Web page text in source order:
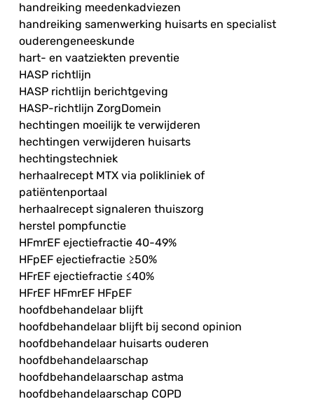
handreiking meedenkadviezen
handreiking samenwerking huisarts en specialist
ouderengeneeskunde
hart- en vaatziekten preventie
HASP richtlijn
HASP richtlijn berichtgeving
HASP-richtlijn ZorgDomein
hechtingen moeilijk te verwijderen
hechtingen verwijderen huisarts
hechtingstechniek
herhaalrecept MTX via polikliniek of
patiëntenportaal
herhaalrecept signaleren thuiszorg
herstel pompfunctie
HFmrEF ejectiefractie 40-49%
HFpEF ejectiefractie ≥50%
HFrEF ejectiefractie ≤40%
HFrEF HFmrEF HFpEF
hoofdbehandelaar blijft
hoofdbehandelaar blijft bij second opinion
hoofdbehandelaar huisarts ouderen
hoofdbehandelaarschap
hoofdbehandelaarschap astma
hoofdbehandelaarschap COPD